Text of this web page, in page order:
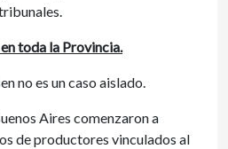
toda la Provincia.
no es un caso aislado.
Aires comenzaron a
de productores vinculados al